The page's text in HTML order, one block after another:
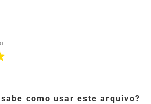
sabe como usar este arquivo?